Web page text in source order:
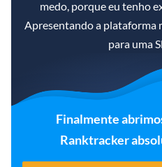
medo, porque eu tenho
Apresentando a plataforma
para uma
Finalmente
Ranktracker